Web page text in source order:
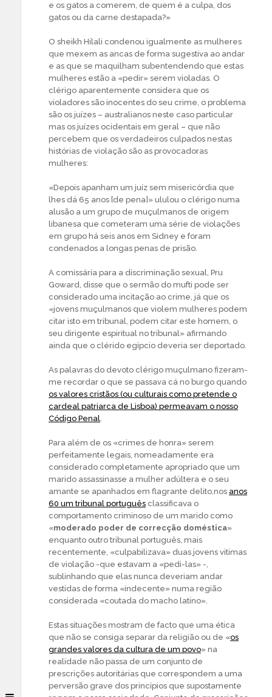
e os gatos a comerem, de quem é a culpa, dos
gatos ou da carne destapada?»
O sheikh Hilali condenou igualmente as mulheres
que mexem as ancas de forma sugestiva ao andar
e as que se maquilham subentendendo que estas
mulheres estão a «pedir» serem violadas. O
clérigo aparentemente considera que os
violadores são inocentes do seu crime, o problema
são os juízes – australianos neste caso particular
mas os juízes ocidentais em geral – que não
percebem que os verdadeiros culpados nestas
histórias de violação são as provocadoras
mulheres:
«Depois apanham um juíz sem misericórdia que
lhes dá 65 anos [de pena]» ululou o clérigo numa
alusão a um grupo de muçulmanos de origem
libanesa que cometeram uma série de violações
em grupo há seis anos em Sidney e foram
condenados a longas penas de prisão.
A comissária para a discriminação sexual, Pru
Goward, disse que o sermão do mufti pode ser
considerado uma incitação ao crime, já que os
«jovens muçulmanos que violem mulheres podem
citar isto em tribunal, podem citar este homem, o
seu dirigente espiritual no tribunal» afirmando
ainda que o clérido egípcio deveria ser deportado.
As palavras do devoto clérigo muçulmano fizeram-
me recordar o que se passava cá no burgo quando
os valores cristãos (ou culturais como pretende o
cardeal patriarca de Lisboa) permeavam o nosso
Código Penal.
Para além de os «crimes de honra» serem
perfeitamente legais, nomeadamente era
considerado completamente apropriado que um
marido assassinasse a mulher adúltera e o seu
amante se apanhados em flagrante delito,nos anos
60 um tribunal português classificava o
comportamento criminoso de um marido como
«moderado poder de correcção doméstica»
enquanto outro tribunal português, mais
recentemente, «culpabilizava» duas jovens vitimas
de violação -que estavam a «pedi-las» -,
sublinhando que elas nunca deveriam andar
vestidas de forma «indecente» numa região
considerada «coutada do macho latino».
Estas situações mostram de facto que uma ética
que não se consiga separar da religião ou de «os
grandes valores da cultura de um povo» na
realidade não passa de um conjunto de
prescrições autoritárias que correspondem a uma
perversão grave dos princípios que supostamente